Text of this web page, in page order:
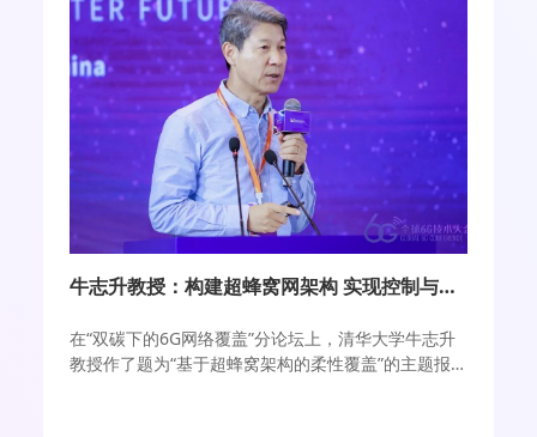
牛志升教授：构建超蜂窝网架构 实现控制与业务覆盖相分离
在“双碳下的6G网络覆盖”分论坛上，清华大学牛志升
教授作了题为“基于超蜂窝架构的柔性覆盖”的主题报